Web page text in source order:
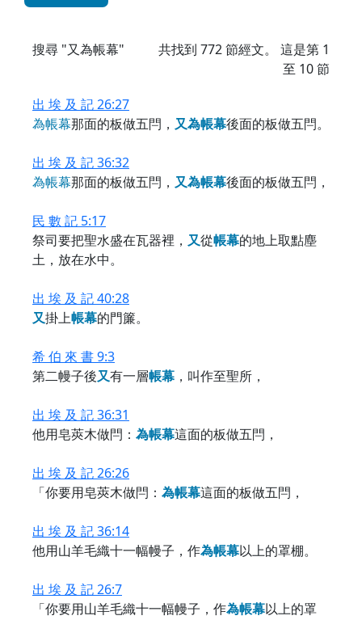
搜尋 "又為帳幕" 共找到 772節經文。 這是第 1
至 10 節
出 埃 及 記 26:27
為帳幕那面的板做五閂， 又為帳幕後面的板做五閂。
出 埃 及 記 36:32
為帳幕那面的板做五閂， 又為帳幕後面的板做五閂，
民 數 記 5:17
祭司要把聖水盛在瓦器裡， 又從帳幕的地上取點塵
土，放在水中。
出 埃 及 記 40:28
又掛上帳幕的門簾。
希 伯 來 書 9:3
第二幔子後又有一層帳幕 ，叫作至聖所，
出 埃 及 記 36:31
他用皂莢木做閂： 為帳幕這面的板做五閂，
出 埃 及 記 26:26
「你要用皂莢木做閂： 為帳幕這面的板做五閂，
出 埃 及 記 36:14
他用山羊毛織十一幅幔子，作為帳幕以上的罩棚。
出 埃 及 記 26:7
「你要用山羊毛織十一幅幔子，作為帳幕以上的罩